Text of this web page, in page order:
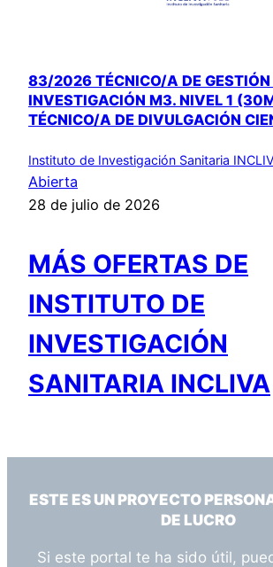
83/2026 TÉCNICO/A DE GESTIÓN
INVESTIGACIÓN M3. NIVEL 1
TÉCNICO/A DE DIVULGACIÓN
Instituto de Investigación Sanitaria
Abierta
28 de julio de 2026
MÁS OFERTAS DE
INSTITUTO DE
INVESTIGACIÓN
SANITARIA INCLIVA
ESTE ES UN PROYECTO
DE LUCRO
Si este portal te ha sido útil,